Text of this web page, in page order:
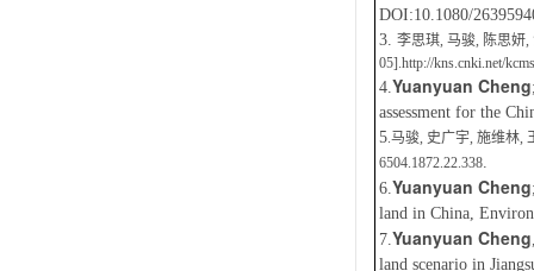
DOI:10.1080/
3. 李思琪, 马骏, 陈思妍
05].http://kns.cnki.net/
4.Yuanyuan Cheng
assessment for the
5.马骏, 史广宇, 施维林,
6504.1872.22.338.
6.Yuanyuan Cheng
land in China,
7.Yuanyuan Cheng
land scenario in